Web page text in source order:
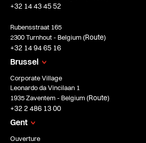
+32 14 43 45 52
Rubensstraat 165
2300 Turnhout - Belgium (Route)
+32 14 94 65 16
Brussel
Corporate Village
Leonardo da Vincilaan 1
1935 Zaventem - Belgium (Route)
+32 2 486 13 00
Gent
Ouverture